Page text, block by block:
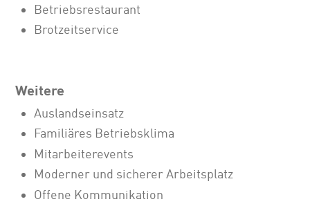
Betriebsrestaurant
Brotzeitservice
Weitere
Auslandseinsatz
Familiäres Betriebsklima
Mitarbeiterevents
Moderner und sicherer Arbeitsplatz
Offene Kommunikation